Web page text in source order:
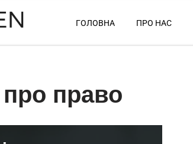
ГОЛОВНА ПРО НАС
про право